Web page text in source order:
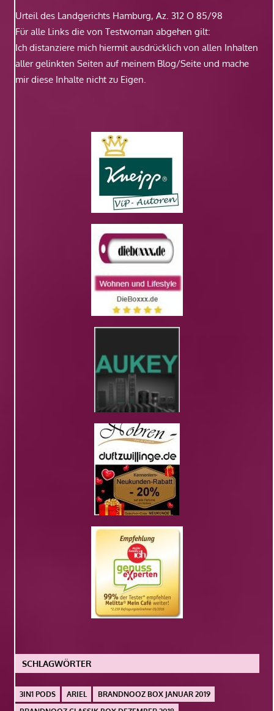
Urteil des Landgerichts Hamburg, Az. 312 O 85/98
Für alle Links die von Testwoman abgehen gilt:
Ich distanziere mich hiermit ausdrücklich von allen Inhalten
aller gelinkten Seiten auf meinem Blog/Seite und mache
mir diese Inhalte nicht zu Eigen.
SCHLAGWÖRTER
3IN1 PODS ARIEL
BRANDNOOZ BOX JANUAR 2019